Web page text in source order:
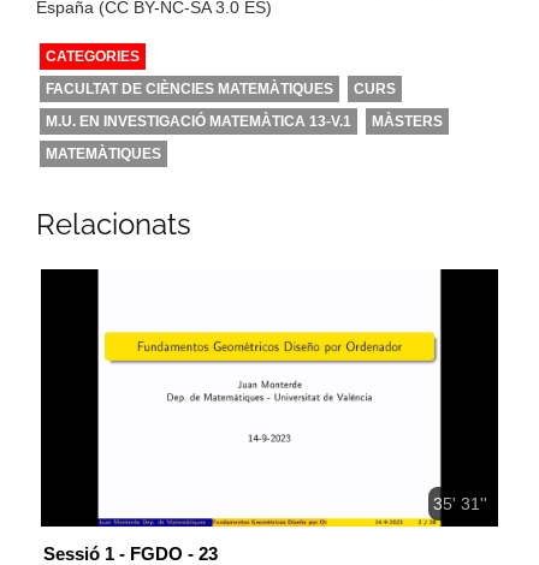
España (CC BY-NC-SA 3.0 ES)
CATEGORIES
FACULTAT DE CIÈNCIES MATEMÀTIQUES
CURS
M.U. EN INVESTIGACIÓ MATEMÀTICA 13-V.1
MÀSTERS
MATEMÀTIQUES
Relacionats
35' 31''
Sessió 1 - FGDO - 23